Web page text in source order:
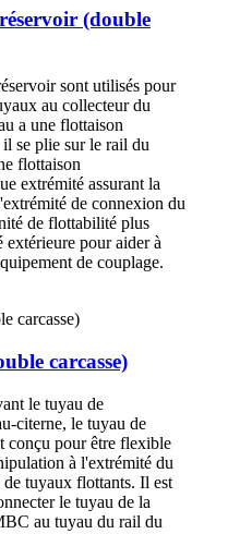
(double
sont utilisés pour
au collecteur du
a une flottaison
se plie sur le rail du
flottaison
extrémité assurant la
de connexion du
de flottabilité plus
extérieure pour aider à
de couplage.
carcasse)
le tuyau de
citerne, le tuyau de
conçu pour être flexible
à l'extrémité du
tuyaux flottants. Il est
le tuyau de la
au tuyau du rail du